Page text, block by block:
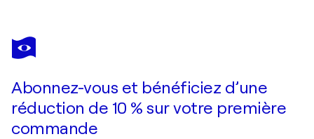
OLIVIER MESSAS
Passion... (Expression libre 2020)
Abonnez-vous et bénéficiez d’une
réduction de 10 % sur votre première
commande